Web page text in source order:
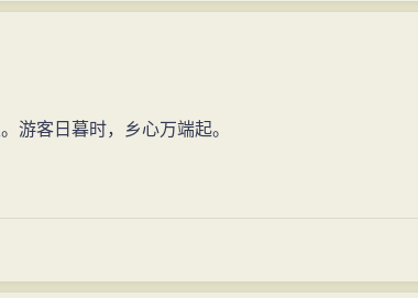
游客日暮时，乡心万端起。